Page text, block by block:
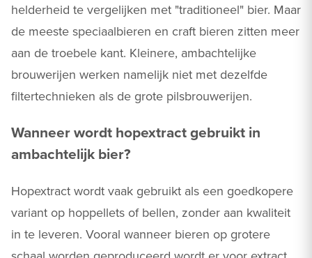
helderheid te vergelijken met "traditioneel" bier. Maar
de meeste speciaalbieren en craft bieren zitten meer
aan de troebele kant. Kleinere, ambachtelijke
brouwerijen werken namelijk niet met dezelfde
filtertechnieken als de grote pilsbrouwerijen.
Wanneer wordt hopextract gebruikt in
ambachtelijk bier?
Hopextract wordt vaak gebruikt als een goedkopere
variant op hoppellets of bellen, zonder aan kwaliteit
in te leveren. Vooral wanneer bieren op grotere